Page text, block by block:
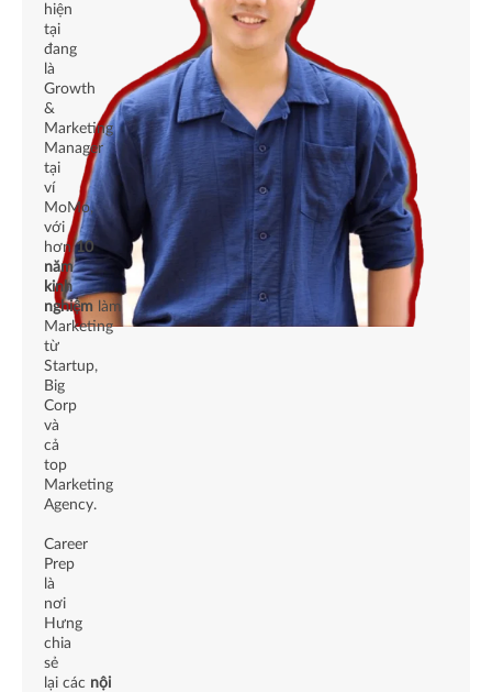
hiện
tại
đang
là
Growth
&
Marketing
Manager
tại
ví
MoMo,
với
hơn10
năm
kinh
nghiệm làm
Marketing
từ
Startup,
Big
Corp
và
cả
top
Marketing
Agency.
Career
Prep
là
nơi
Hưng
chia
sẻ
lại các nội